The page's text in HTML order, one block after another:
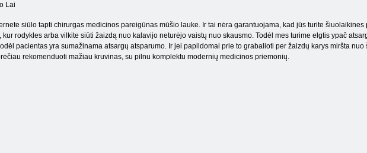
Lai
siūlo tapti chirurgas medicinos pareigūnas mūšio lauke. Ir tai nėra garantuojama, kad jūs turite
kur rodykles arba vilkite siūti žaizdą nuo kalavijo neturėjo vaistų nuo skausmo. Todėl mes turime elgtis ypač
pacientas yra sumažinama atsargų atsparumo. Ir jei papildomai prie to grabalioti per žaizdų karys miršta
rekomenduoti mažiau kruvinas, su pilnu komplektu modernių medicinos priemonių.